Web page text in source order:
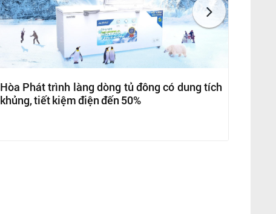
Hòa Phát trình làng dòng tủ đông có dung tích
khủng, tiết kiệm điện đến 50%